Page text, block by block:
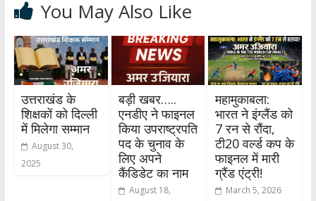
You May Also Like
उत्तराखंड के
शिक्षकों को दिल्ली
में मिलेगा सम्मान
August 30,
2025
बड़ी खबर…..
एनडीए ने फाइनल
किया उपराष्ट्रपति
पद के चुनाव के
लिए अपने
कैंडिडेट का नाम
August 18,
महामुकाबला:
भारत ने इंग्लैंड को
7 रन से रौंदा,
टी20 वर्ल्ड कप के
फाइनल में मारी
ग्रैंड एंट्री!
March 5, 2026